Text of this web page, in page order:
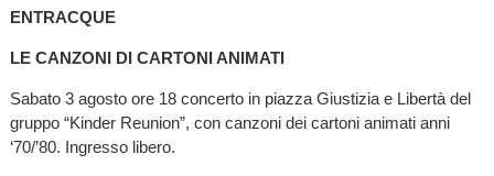
ENTRACQUE
LE CANZONI DI CARTONI ANIMATI
Sabato 3 agosto ore 18 concerto in piazza Giustizia e Libertà del
gruppo “Kinder Reunion”, con canzoni dei cartoni animati anni
‘70/’80. Ingresso libero.